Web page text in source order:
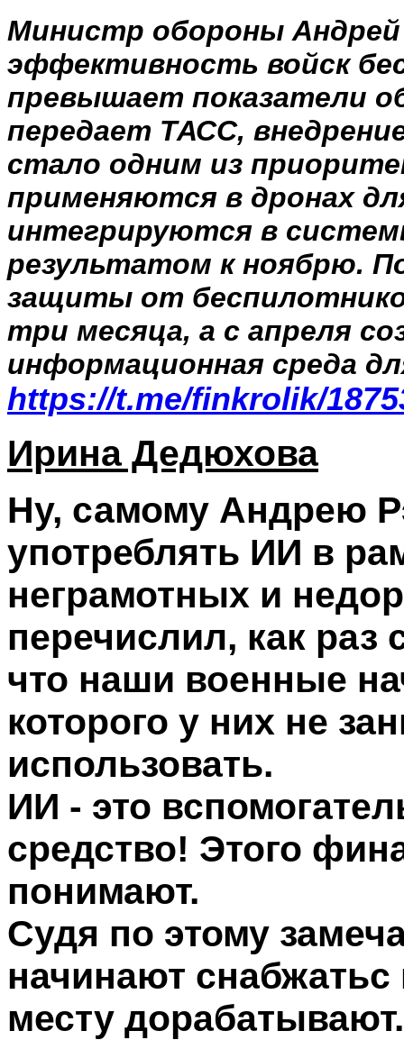
Министр обороны Андрей
эффективность войск
превышает показатели
передает ТАСС,
стало одним из
применяются в дронах
интегрируются в
результатом к ноябрю.
защиты от
три месяца, а с апреля
информационная среда
https://t.me/finkrolik/
Ирина Дедюхова
Ну, самому Андрею
употреблять ИИ в
неграмотных и
перечислил, как раз
что наши военные
которого у них не
использовать.
ИИ - это
средство! Этого
понимают.
Судя по этому
начинают снабжатьс
месту дорабатывают.